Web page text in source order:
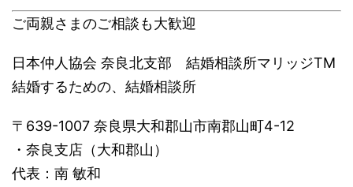
ご両親さまのご相談も大歓迎
日本仲人協会 奈良北支部 結婚相談所マリッジTM
結婚するための、結婚相談所
〒639-1007 奈良県大和郡山市南郡山町4-12
・奈良支店（大和郡山）
代表：南 敏和